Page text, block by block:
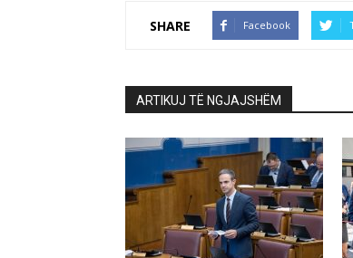
SHARE Facebook
ARTIKUJ TË NGJAJSHËM